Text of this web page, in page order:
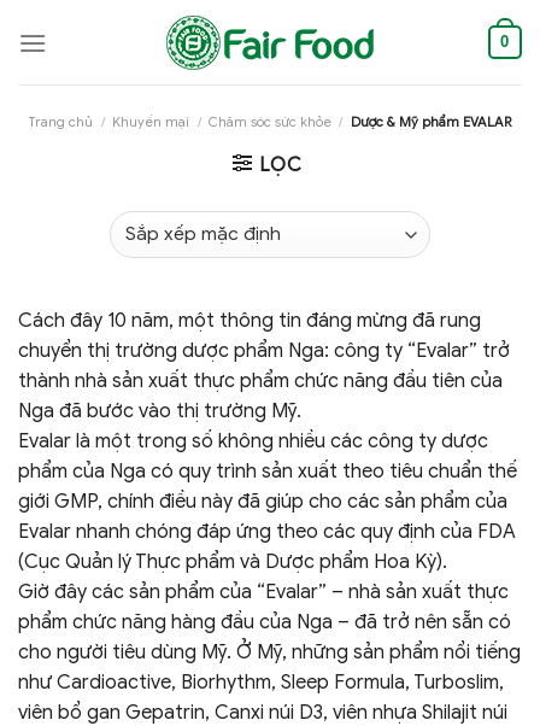
0
Trang chủ / Khuyến mại / Chăm sóc sức khỏe / Dược & Mỹ phẩm EVALAR
LỌC
Cách đây 10 năm, một thông tin đáng mừng đã rung
chuyển thị trường dược phẩm Nga: công ty “Evalar” trở
thành nhà sản xuất thực phẩm chức năng đầu tiên của
Nga đã bước vào thị trường Mỹ.
Evalar là một trong số không nhiều các công ty dược
phẩm của Nga có quy trình sản xuất theo tiêu chuẩn thế
giới GMP, chính điều này đã giúp cho các sản phẩm của
Evalar nhanh chóng đáp ứng theo các quy định của FDA
(Cục Quản lý Thực phẩm và Dược phẩm Hoa Kỳ).
Giờ đây các sản phẩm của “Evalar” – nhà sản xuất thực
phẩm chức năng hàng đầu của Nga – đã trở nên sẵn có
cho người tiêu dùng Mỹ. Ở Mỹ, những sản phẩm nổi tiếng
như Cardioactive, Biorhythm, Sleep Formula, Turboslim,
viên bổ gan Gepatrin, Canxi núi D3, viên nhựa Shilajit núi